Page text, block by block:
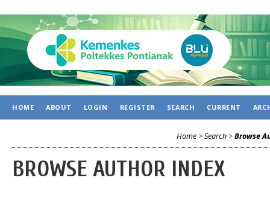
HOME ABOUT LOGIN REGISTER SEARCH CURRENT
Home >Search >Browse
BROWSE AUTHOR INDEX